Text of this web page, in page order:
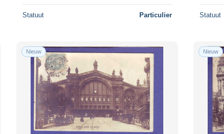
Statuut Particulier Statuut
Nieuw Nieuw